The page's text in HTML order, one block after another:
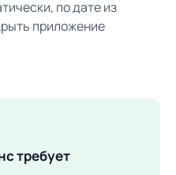
по дате из
приложение
требует